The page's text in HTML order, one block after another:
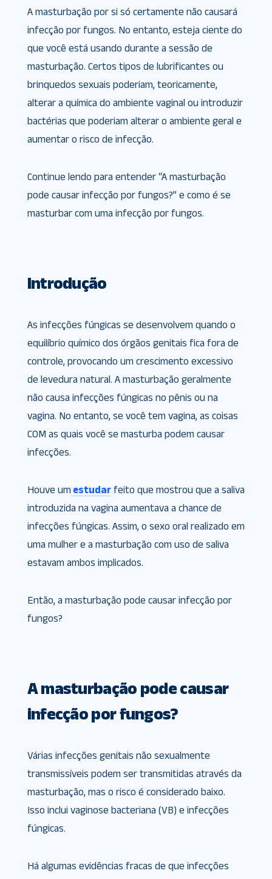
A masturbação por si só certamente não causará
infecção por fungos. No entanto, esteja ciente do
que você está usando durante a sessão de
masturbação. Certos tipos de lubrificantes ou
brinquedos sexuais poderiam, teoricamente,
alterar a química do ambiente vaginal ou introduzir
bactérias que poderiam alterar o ambiente geral e
aumentar o risco de infecção.
Continue lendo para entender “A masturbação
pode causar infecção por fungos?” e como é se
masturbar com uma infecção por fungos.
Introdução
As infecções fúngicas se desenvolvem quando o
equilíbrio químico dos órgãos genitais fica fora de
controle, provocando um crescimento excessivo
de levedura natural. A masturbação geralmente
não causa infecções fúngicas no pênis ou na
vagina. No entanto, se você tem vagina, as coisas
COM as quais você se masturba podem causar
infecções.
Houve um estudarfeito que mostrou que a saliva
introduzida na vagina aumentava a chance de
infecções fúngicas. Assim, o sexo oral realizado em
uma mulher e a masturbação com uso de saliva
estavam ambos implicados.
Então, a masturbação pode causar infecção por
fungos?
A masturbação pode causar
infecção por fungos?
Várias infecções genitais não sexualmente
transmissíveis podem ser transmitidas através da
masturbação, mas o risco é considerado baixo.
Isso inclui vaginose bacteriana (VB) e infecções
fúngicas.
Há algumas evidências fracas de que infecções